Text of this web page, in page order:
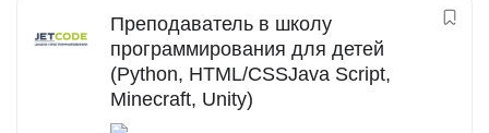
Преподаватель в школу
программирования для детей
(Python, HTML/CSSJava Script,
Minecraft, Unity)